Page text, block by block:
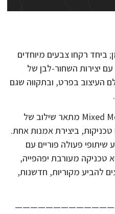
ביחד רקחו צבעים מיוחדים
יצירות השחור-לבן של
העיצוב בפרט, ובתקווה שגם
המונח טכניקה מעורבת או Mixed Media מתאר שילוב של
ביצירת אמנות אחת.
שיתופי פעולה פוריים עם
טכניקה מעורבת יפהפייה,
להביע מקוריות, חדשנות,